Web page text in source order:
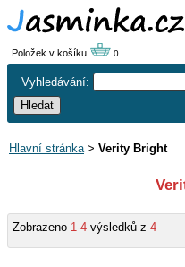
Položek v košíku 0
Vyhledávání:
Hlavní stránka> Verity Bright
Zobrazeno 1-4 výsledků z 4